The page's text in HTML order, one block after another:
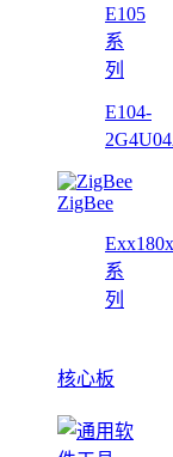
E105
系
列
E104-
ZigBee
Exx180x
系
列
核心板